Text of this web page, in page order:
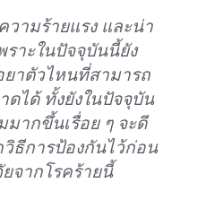
ามร้ายแรง และน่า
ราะในปัจจุบันนี้ยัง
าตัวไหนที่สามารถ
ดได้ ทั้งยังในปัจจุบัน
ากขึ้นเรื่อย ๆ จะดี
ธีการป้องกันไว้ก่อน
จากโรคร้ายนี้